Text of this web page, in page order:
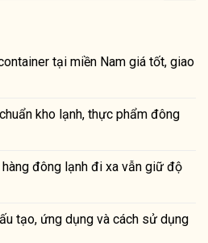
tại miền Nam giá tốt, giao
kho lạnh, thực phẩm đông
hàng đông lạnh đi xa vẫn giữ độ
tạo, ứng dụng và cách sử dụng